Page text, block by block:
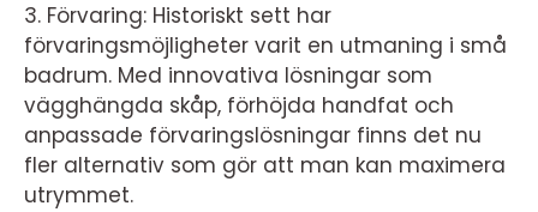
3. Förvaring: Historiskt sett har
förvaringsmöjligheter varit en utmaning i små
badrum. Med innovativa lösningar som
vägghängda skåp, förhöjda handfat och
anpassade förvaringslösningar finns det nu
fler alternativ som gör att man kan maximera
utrymmet.